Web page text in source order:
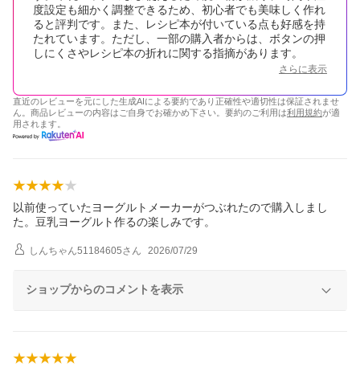
度設定も細かく調整できるため、初心者でも美味しく作れ
ると評判です。また、レシピ本が付いている点も好感を持
たれています。ただし、一部の購入者からは、ボタンの押
しにくさやレシピ本の折れに関する指摘があります。
さらに表示
直近のレビューを元にした生成AIによる要約であり正確性や適切性は保証されませ
ん。商品レビューの内容はご自身でお確かめ下さい。要約のご利用は利用規約が適
用されます。
以前使っていたヨーグルトメーカーがつぶれたので購入しまし
た。豆乳ヨーグルト作るの楽しみです。
しんちゃん51184605さん 2026/07/29
ショップからのコメントを表示